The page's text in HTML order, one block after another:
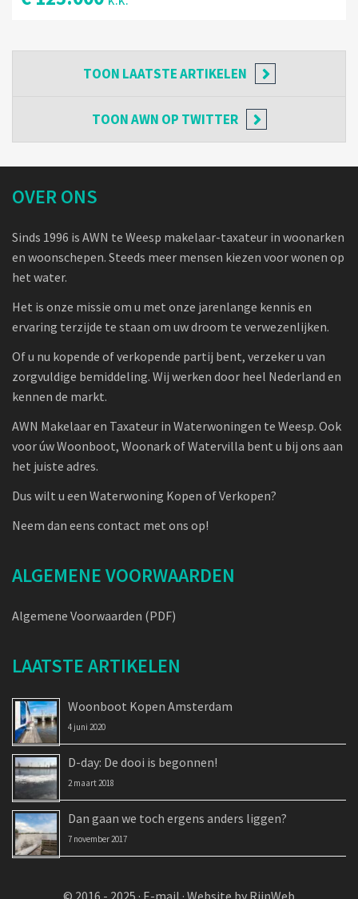
TOON LAATSTE ARTIKELEN
TOONAWN OP TWITTER
OVER ONS
Sinds 1996 is AWN te Weesp makelaar-taxateur in woonarken
en woonschepen. Steeds meer mensen kiezen voor wonen op
het water.
Het is onze missie om u met onze jarenlange kennis en
ervaring terzijde te staan om uw droom te verwezenlijken.
Of u nu kopende of verkopende partij bent, verzeker u van
zorgvuldige bemiddeling. Wij werken door heel Nederland en
kennen de markt.
AWN Makelaar en Taxateur in Waterwoningen te Weesp. Ook
voor úw Woonboot, Woonark of Watervilla bent u bij ons aan
het juiste adres.
Dus wilt u een Waterwoning Kopen of Verkopen?
Neem dan eens contact met ons op!
ALGEMENE VOORWAARDEN
Algemene Voorwaarden (PDF)
LAATSTE ARTIKELEN
Woonboot Kopen Amsterdam
4 juni 2020
D-day: De dooi is begonnen!
2 maart 2018
Dan gaan we toch ergens anders liggen?
7 november 2017